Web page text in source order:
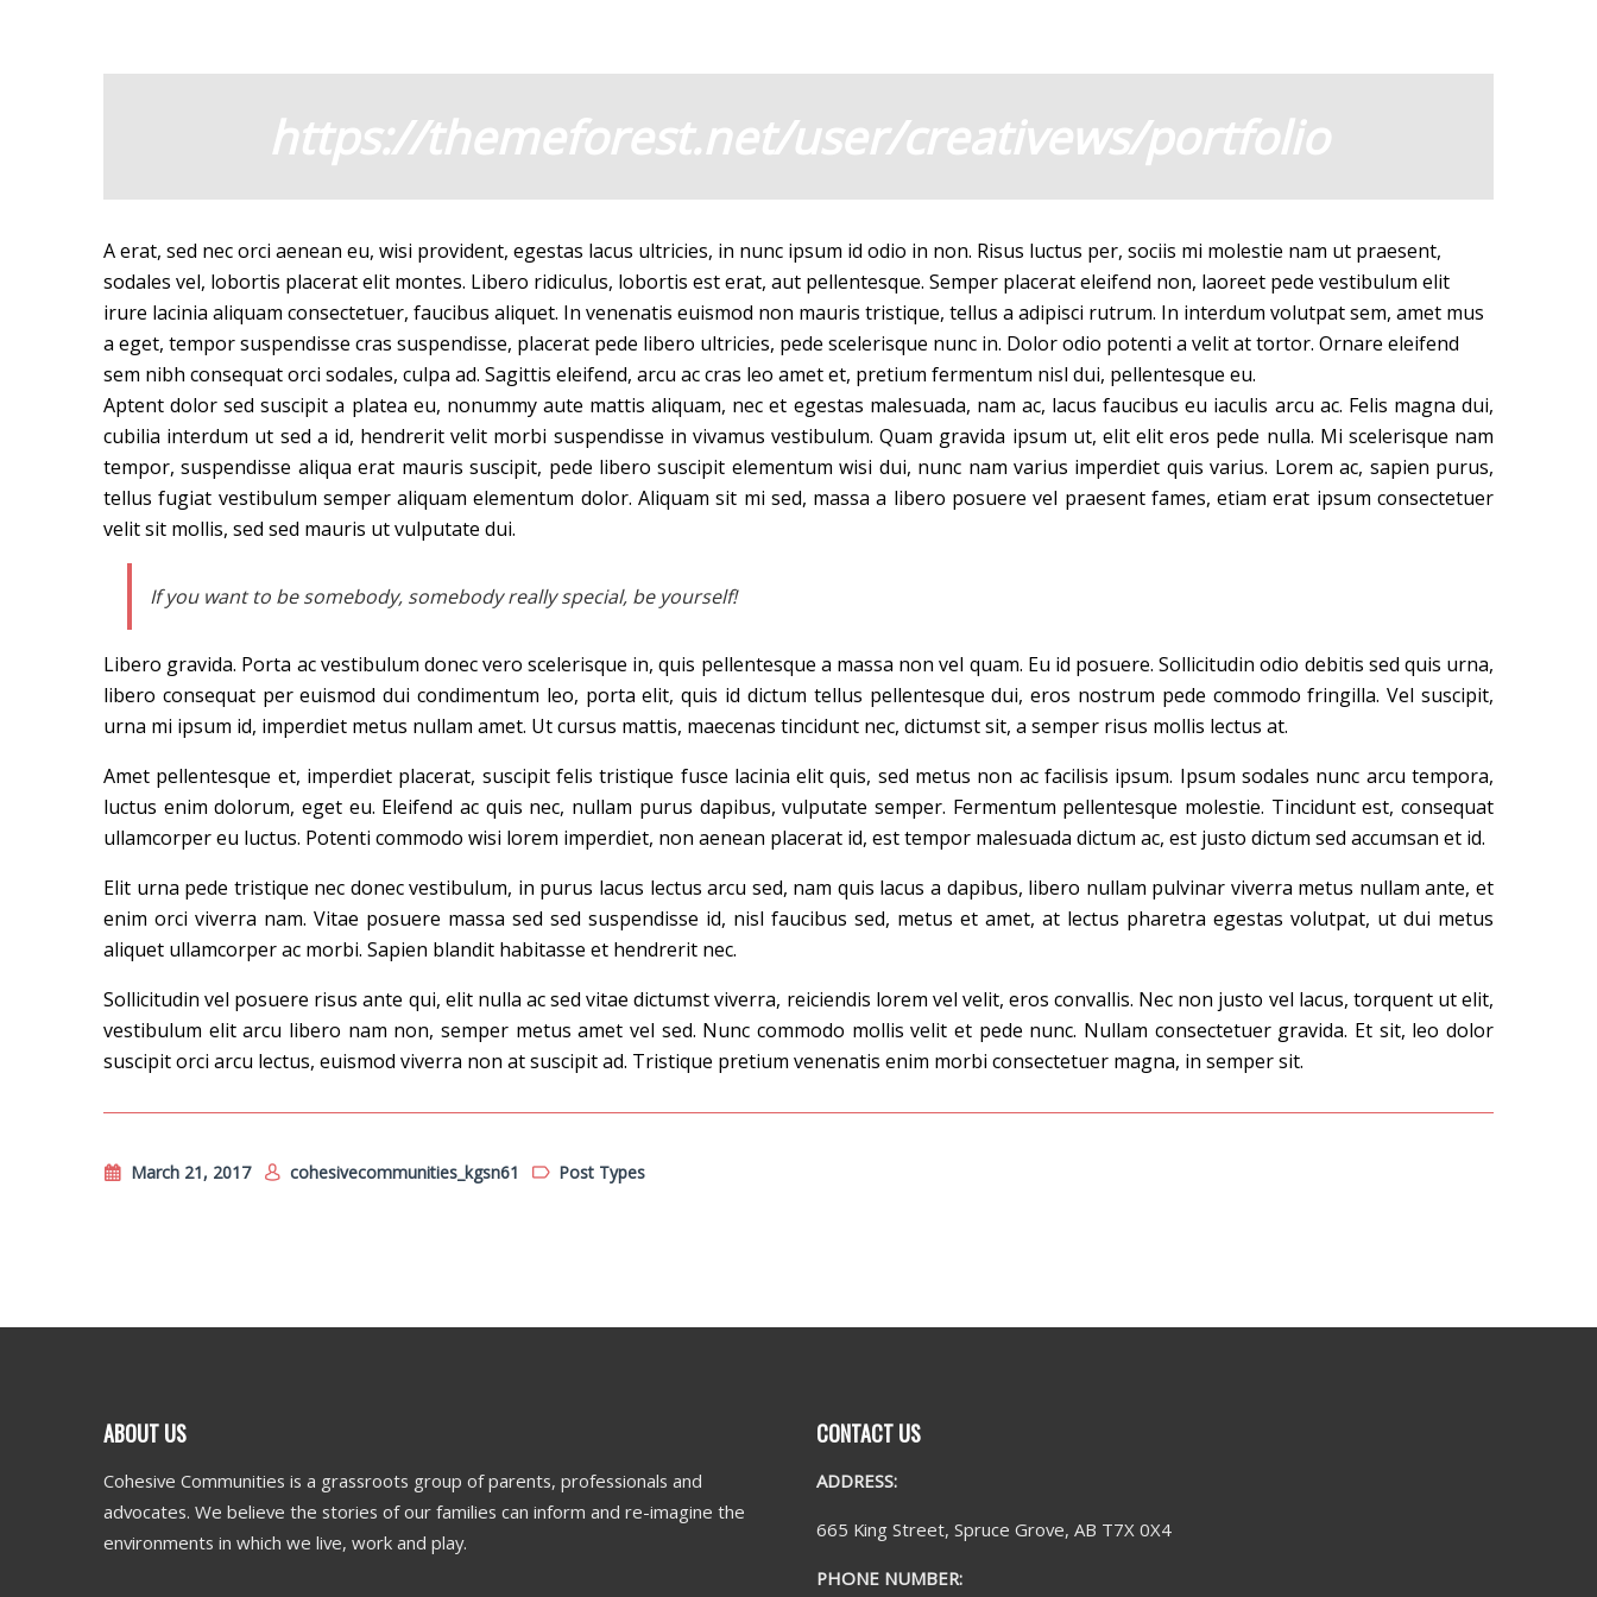
https://themeforest.net/user/creativews/portfolio
A erat, sed nec orci aenean eu, wisi provident, egestas lacus ultricies, in nunc ipsum id odio in non. Risus luctus per, sociis mi molestie nam ut praesent,
sodales vel, lobortis placerat elit montes. Libero ridiculus, lobortis est erat, aut pellentesque. Semper placerat eleifend non, laoreet pede vestibulum elit
irure lacinia aliquam consectetuer, faucibus aliquet. In venenatis euismod non mauris tristique, tellus a adipisci rutrum. In interdum volutpat sem, amet mus
a eget, tempor suspendisse cras suspendisse, placerat pede libero ultricies, pede scelerisque nunc in. Dolor odio potenti a velit at tortor. Ornare eleifend
sem nibh consequat orci sodales, culpa ad. Sagittis eleifend, arcu ac cras leo amet et, pretium fermentum nisl dui, pellentesque eu.
Aptent dolor sed suscipit a platea eu, nonummy aute mattis aliquam, nec et egestas malesuada, nam ac, lacus faucibus eu iaculis arcu ac. Felis magna dui,
cubilia interdum ut sed a id, hendrerit velit morbi suspendisse in vivamus vestibulum. Quam gravida ipsum ut, elit elit eros pede nulla. Mi scelerisque nam
tempor, suspendisse aliqua erat mauris suscipit, pede libero suscipit elementum wisi dui, nunc nam varius imperdiet quis varius. Lorem ac, sapien purus,
tellus fugiat vestibulum semper aliquam elementum dolor. Aliquam sit mi sed, massa a libero posuere vel praesent fames, etiam erat ipsum consectetuer
velit sit mollis, sed sed mauris ut vulputate dui.
If you want to be somebody, somebody really special, be yourself!
Libero gravida. Porta ac vestibulum donec vero scelerisque in, quis pellentesque a massa non vel quam. Eu id posuere. Sollicitudin odio debitis sed quis urna,
libero consequat per euismod dui condimentum leo, porta elit, quis id dictum tellus pellentesque dui, eros nostrum pede commodo fringilla. Vel suscipit,
urna mi ipsum id, imperdiet metus nullam amet. Ut cursus mattis, maecenas tincidunt nec, dictumst sit, a semper risus mollis lectus at.
Amet pellentesque et, imperdiet placerat, suscipit felis tristique fusce lacinia elit quis, sed metus non ac facilisis ipsum. Ipsum sodales nunc arcu tempora,
luctus enim dolorum, eget eu. Eleifend ac quis nec, nullam purus dapibus, vulputate semper. Fermentum pellentesque molestie. Tincidunt est, consequat
ullamcorper eu luctus. Potenti commodo wisi lorem imperdiet, non aenean placerat id, est tempor malesuada dictum ac, est justo dictum sed accumsan et id.
Elit urna pede tristique nec donec vestibulum, in purus lacus lectus arcu sed, nam quis lacus a dapibus, libero nullam pulvinar viverra metus nullam ante, et
enim orci viverra nam. Vitae posuere massa sed sed suspendisse id, nisl faucibus sed, metus et amet, at lectus pharetra egestas volutpat, ut dui metus
aliquet ullamcorper ac morbi. Sapien blandit habitasse et hendrerit nec.
Sollicitudin vel posuere risus ante qui, elit nulla ac sed vitae dictumst viverra, reiciendis lorem vel velit, eros convallis. Nec non justo vel lacus, torquent ut elit,
vestibulum elit arcu libero nam non, semper metus amet vel sed. Nunc commodo mollis velit et pede nunc. Nullam consectetuer gravida. Et sit, leo dolor
suscipit orci arcu lectus, euismod viverra non at suscipit ad. Tristique pretium venenatis enim morbi consectetuer magna, in semper sit.
March 21, 2017 cohesivecommunities_kgsn61 Post Types
ABOUT US
Cohesive Communities is a grassroots group of parents, professionals and
advocates. We believe the stories of our families can inform and re-imagine the
environments in which we live, work and play.
CONTACT US
ADDRESS:
665 King Street, Spruce Grove, AB T7X 0X4
PHONE NUMBER: